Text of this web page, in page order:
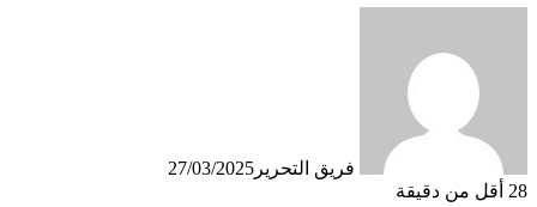
فريق التحرير 27/03/2025
28 أقل من دقيقة